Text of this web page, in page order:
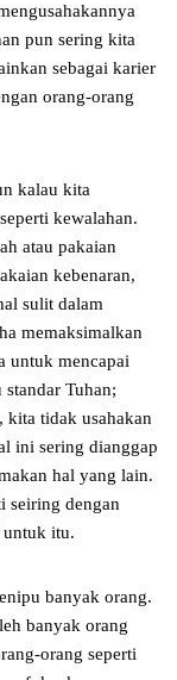
pun sering kita
sebagai karier
orang-orang
kalau kita
kewalahan.
atau pakaian
kebenaran,
sulit dalam
memaksimalkan
untuk mencapai
Tuhan;
kita tidak usahakan
ini sering dianggap
hal yang lain.
seiring dengan
untuk itu.
banyak orang.
banyak orang
orang seperti